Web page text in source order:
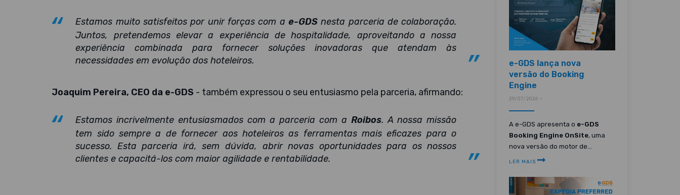
Estamos muito satisfeitos por unir forças com a e-GDSnesta parceria de colaboração.
Juntos, pretendemos elevar a experiência de hospitalidade, aproveitando a nossa
experiência combinada para fornecer soluções inovadoras que atendam às
necessidades em evolução dos hoteleiros.
Joaquim Pereira, CEO da e-GDS ­- também expressou o seu entusiasmo pela parceria, afirmando:
Estamos incrivelmente entusiasmados com a parceria com aRoibos. A nossa missão
tem sido sempre a de fornecer aos hoteleiros as ferramentas mais eficazes para o
sucesso. Esta parceria irá, sem dúvida, abrir novas oportunidades para os nossos
clientes e capacitá-los com maior agilidade e rentabilidade.
e-GDS lança nova
versão do Booking
Engine
29/07/2026 •
A e-GDS apresenta o e-GDS
Booking Engine OnSite, uma
nova versão do motor de...
LER MAIS